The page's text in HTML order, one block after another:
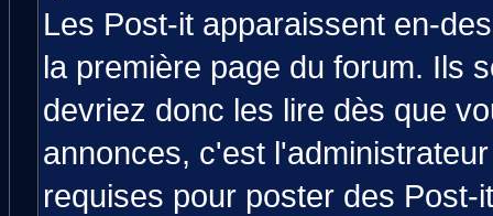
Les Post-it apparaissent en-
la première page du forum. Ils
devriez donc les lire dès que
annonces, c'est
requises pour poster des Post-